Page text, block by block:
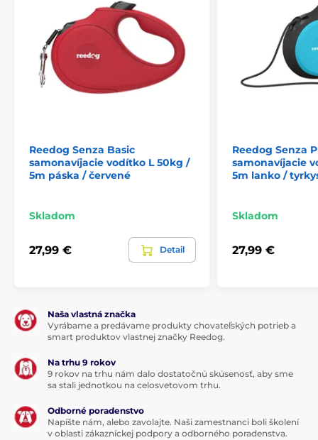
pocit voľnosti. Vodítko s multipozičnou páskou
neprekáža pri chôdzi a vášmu pohybu sa prirodzene
prispôsobí. Dobre cítiť sa tak budete nie len vy, ale aj
váš štvornohý parťák si bez stresu vychutná venčenie.
Páska je vyrobená
z materiálu s vysokou odolnosťou
v ťahu.Tkanina sa využíva vo vojenstve pri výrobe
pásky.
Nespornou prednosťou vodítka je design, ktorý vám
dopraje nie len štýl, ale hlavne pohodlie. Funkčné
Pri vodítku nájdete
kvalitnú pochrómovanú karabínu
pre pripnutie k obojkupsa.
Reedog Senza Basic
samonavíjacie vodítko L 50kg /
5m páska / červené
Skladom
27,99 € Detail
Reedog Senza
samonavíjacie
5m lanko /
Skladom
27,99 €
Naša vlastná značka
Vyrábame a predávame produkty chovateľských potrieb a
smart produktov vlastnej značky Reedog.
Na trhu 9 rokov
9 rokov na trhu nám dalo dostatočnú skúsenosť, aby sme
sa stali jednotkou na celosvetovom trhu.
Odborné poradenstvo
Napíšte nám, alebo zavolajte. Naši zamestnanci boli školení
v oblasti zákazníckej podpory a odborného poradenstva.